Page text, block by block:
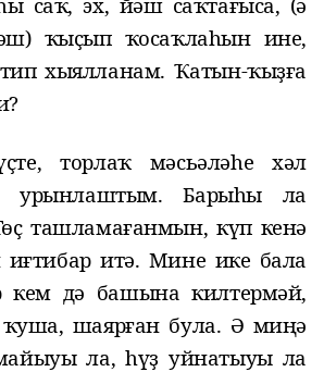
ҡыҫып ҡосаҡлаһын ине,
хыялланам. Ҡатын-ҡыҙға
торлаҡ мәсьәләһе хәл
урынлаштым. Барыһы ла
ташламағанмын, күп кенә
иғтибар итә. Мине ике бала
кем дә башына килтермәй,
ҡуша, шаярған була. Ә миңә
ла, һүҙ уйнатыуы ла